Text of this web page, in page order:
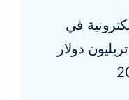
في
جميع أنحاء العالم 4.95 تريليون دولار